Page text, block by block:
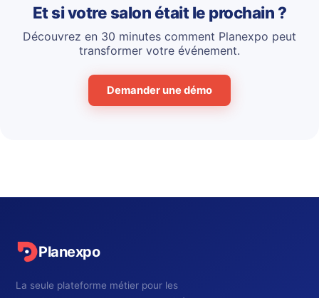
Et si votre salon était le prochain ?
Découvrez en 30 minutes comment Planexpo peut
transformer votre événement.
Demander une démo
Planexpo
La seule plateforme métier pour les